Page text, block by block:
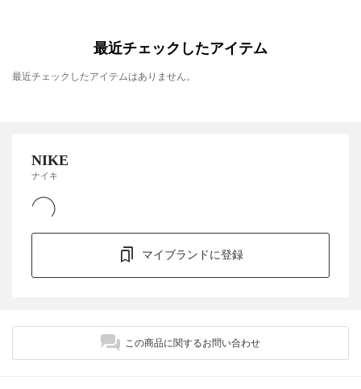
最近チェックしたアイテム
最近チェックしたアイテムはありません。
NIKE
ナイキ
マイブランドに登録
この商品に関するお問い合わせ